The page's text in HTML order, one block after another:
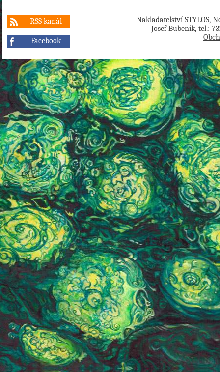
RSS kanál
Facebook
Nakladatelství STYLOS,
Josef Bubeník, tel.: